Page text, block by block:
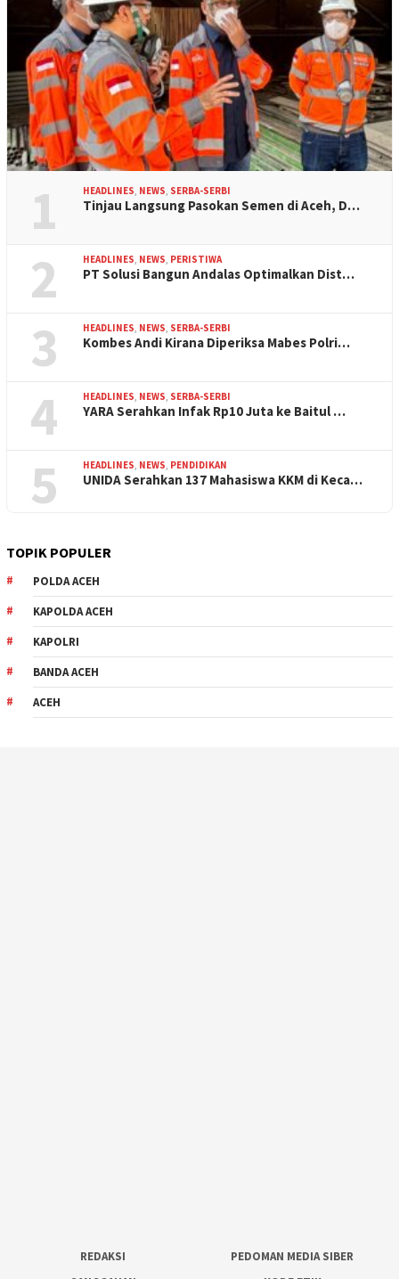
1 HEADLINES, NEWS, SERBA-SERBI
Tinjau Langsung Pasokan Semen di Aceh, D…
2 HEADLINES, NEWS, PERISTIWA
PT Solusi Bangun Andalas Optimalkan Dist…
3 HEADLINES, NEWS, SERBA-SERBI
Kombes Andi Kirana Diperiksa Mabes Polri…
4 HEADLINES, NEWS, SERBA-SERBI
YARA Serahkan Infak Rp10 Juta ke Baitul …
5 HEADLINES, NEWS, PENDIDIKAN
UNIDA Serahkan 137 Mahasiswa KKM di Keca…
TOPIK POPULER
POLDA ACEH
KAPOLDA ACEH
KAPOLRI
BANDA ACEH
ACEH
REDAKSI
PEDOMAN MEDIA SIBER